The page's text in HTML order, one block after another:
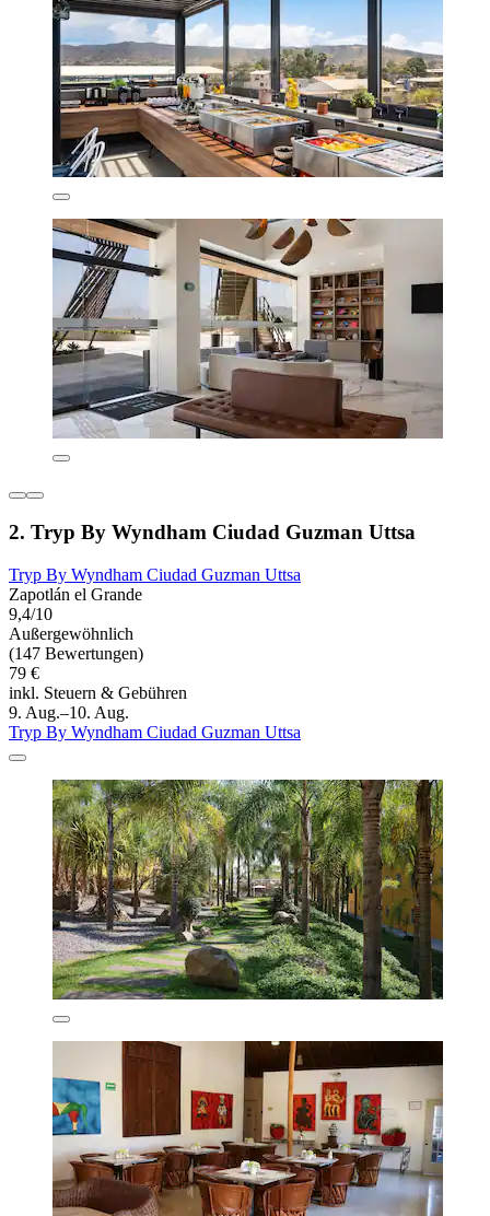
2. Tryp By Wyndham Ciudad Guzman Uttsa
Tryp By Wyndham Ciudad Guzman Uttsa
Zapotlán el Grande
9,4/10
Außergewöhnlich
(147 Bewertungen)
79 €
inkl. Steuern & Gebühren
9. Aug.–10. Aug.
Tryp By Wyndham Ciudad Guzman Uttsa